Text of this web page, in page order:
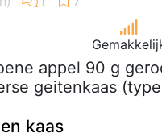
appel 90 g
geitenkaas
kaas